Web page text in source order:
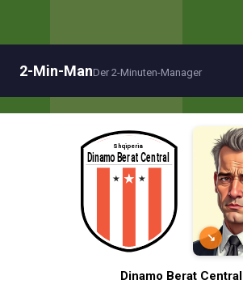
2-Min-ManDer 2-Minuten-Manager
↘
Dinamo Berat Central